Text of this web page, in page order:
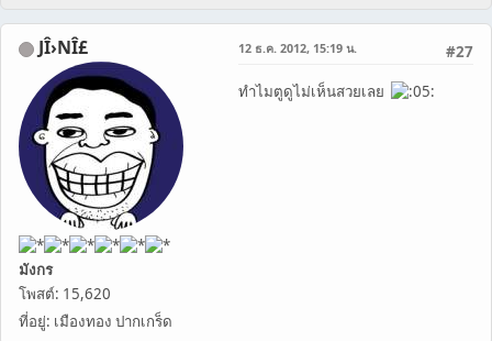
JÎ›NÎ£
มังกร
โพสต์: 15,620
ที่อยู่: เมืองทอง ปากเกร็ด
#27
12 ธ.ค. 2012, 15:19 น.
ทำไมตูดูไม่เห็นสวยเลย